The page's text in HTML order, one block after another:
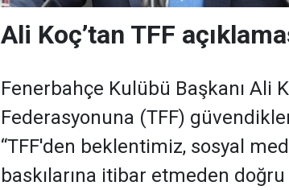
Ali Koç’tan TFF
Fenerbahçe Kulübü Başkanı Ali
Federasyonuna (TFF)
“TFF'den beklentimiz, sosyal
baskılarına itibar etmeden